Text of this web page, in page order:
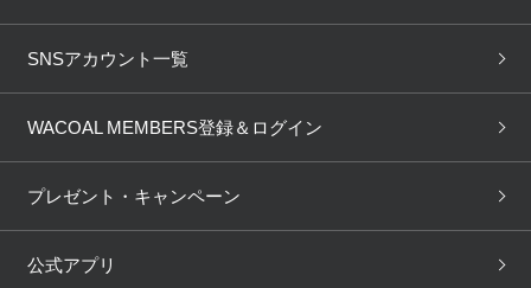
OUR WACOAL
WACOAL Remamma Mens Innerwear
Licensed Brands
ブラ無料診断
3Dボディスキャン
商品回収
ニュース＆トピックス
下着の基礎知識
ブラパン ワコールスタイル
大人の工場見学inベトナム 人間科学研究開発センター見
SNSアカウント一覧
WACOAL MEMBERS登録＆ログイン
プレゼント・キャンペーン
公式アプリ